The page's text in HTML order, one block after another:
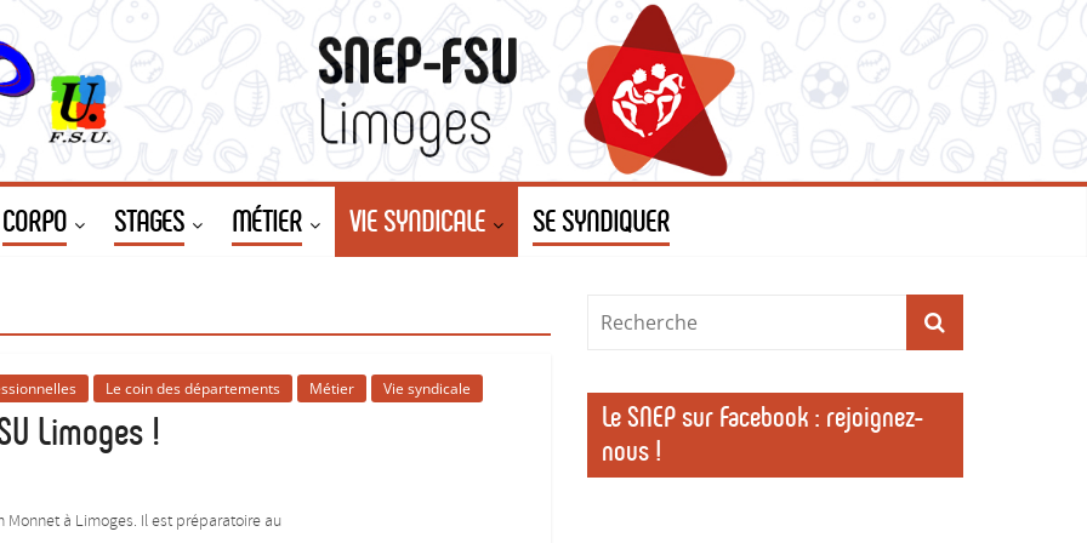
CORPO STAGES MÉTIER VIE SYNDICALE SE SYNDIQUER
Le coin des départements Métier Vie syndicale
Limoges !
Monnet à Limoges. Il est préparatoire au
Le SNEP sur Facebook : rejoignez-
nous !